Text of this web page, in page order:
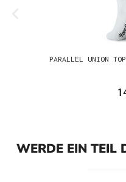
PARALLEL UNION
WERDE EIN TEIL